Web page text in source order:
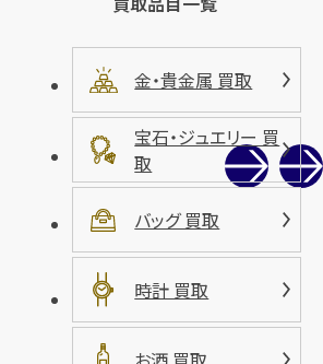
金・貴金属 買取
宝石・ジュエリー 買
取
バッグ 買取
時計 買取